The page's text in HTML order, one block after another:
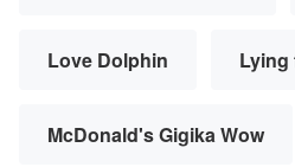
Love Dolphin
McDonald's Gigika Wow